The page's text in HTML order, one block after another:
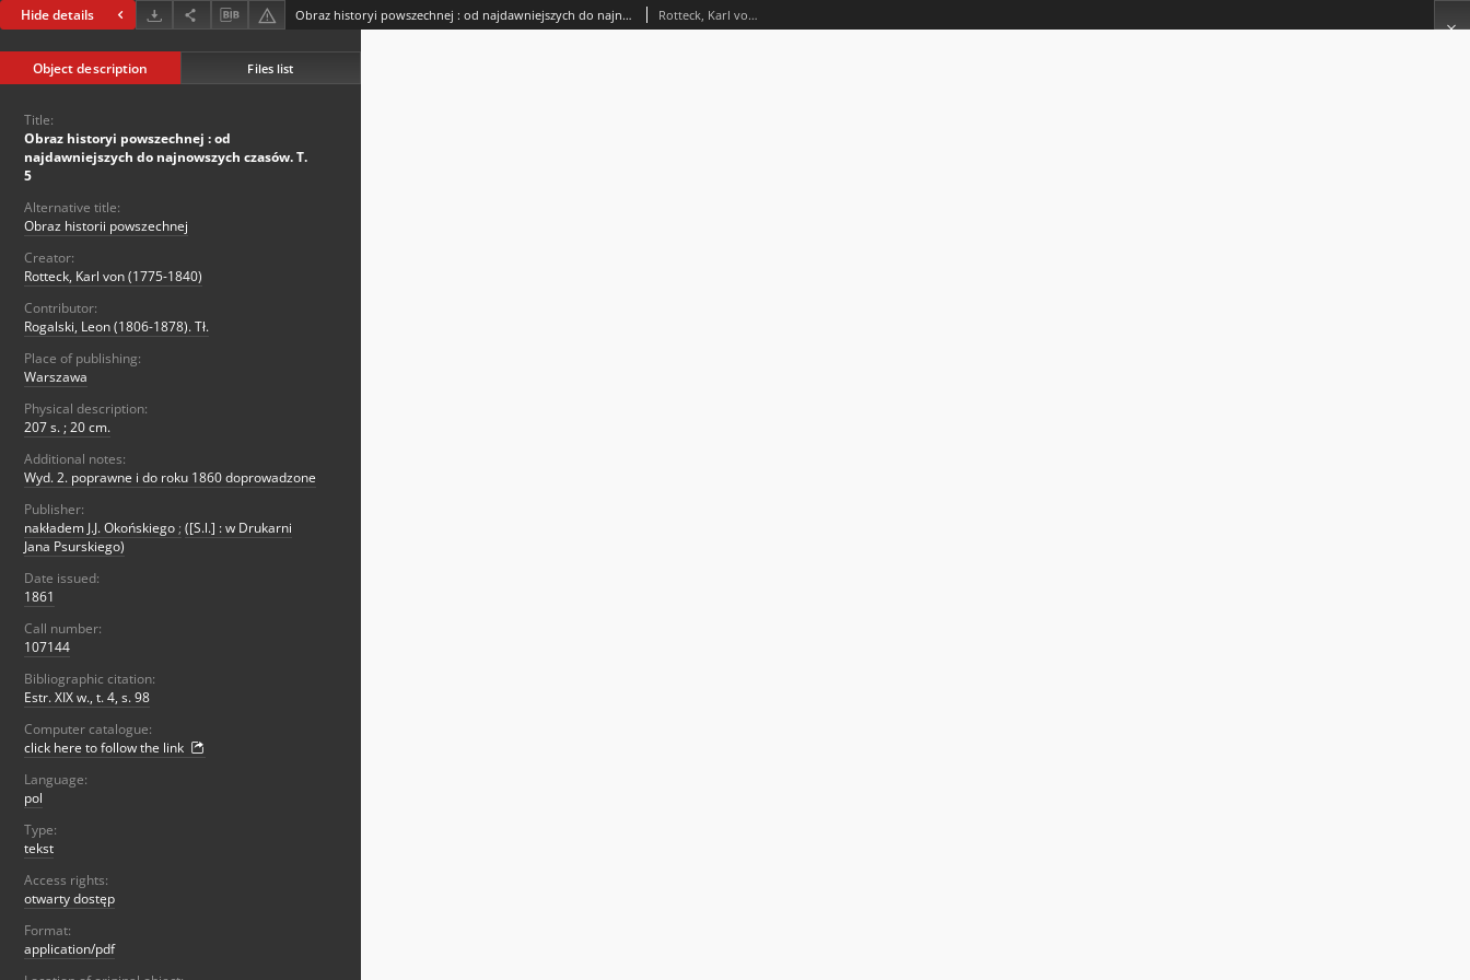
Hide details Obraz historyi powszechnej : od najdawniejszych do najnowszych czasów. T. 5 Rotteck, Karl von (1775-1840)
Object description Files list
Title:
Obraz historyi powszechnej : od
najdawniejszych do najnowszych czasów. T.
5
Alternative title:
Obraz historii powszechnej
Creator:
Rotteck, Karl von (1775-1840)
Contributor:
Rogalski, Leon (1806-1878). Tł.
Place of publishing:
Warszawa
Physical description:
207 s. ; 20 cm.
Additional notes:
Wyd. 2. poprawne i do roku 1860 doprowadzone
Publisher:
nakładem J.J. Okońskiego ; ([S.l.] : w Drukarni
Jana Psurskiego)
Date issued:
1861
Call number:
107144
Bibliographic citation:
Estr. XIX w., t. 4, s. 98
Computer catalogue:
click here to follow the link
Language:
pol
Type:
tekst
Access rights:
otwarty dostęp
Format:
application/pdf